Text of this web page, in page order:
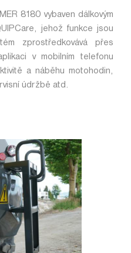
8180 vybaven dálkovým
jehož funkce jsou
zprostředkovává přes
v mobilním telefonu
a náběhu motohodin,
údržbě atd.